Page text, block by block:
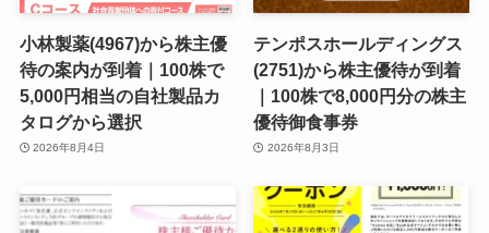
小林製薬(4967)から株主優
待の案内が到着｜100株で
5,000円相当の自社製品カ
タログから選択
2026年8月4日
テンポスホールディングス
(2751)から株主優待が到着
｜100株で8,000円分の株主
優待御食事券
2026年8月3日